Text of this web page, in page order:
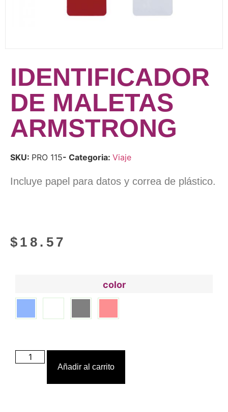
IDENTIFICADOR
DE MALETAS
ARMSTRONG
SKU: PRO 115- Categoria: Viaje
Incluye papel para datos y correa de plástico.
$ 18.57
color
Añadir al carrito